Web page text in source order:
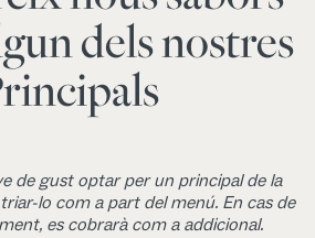
dels nostres
de gust optar per un principal de la
lo com a part del menú. En cas de
es cobrarà com a addicional.